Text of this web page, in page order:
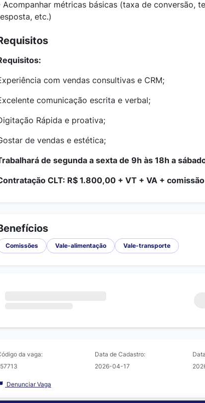
Acompanhar métricas básicas (taxa de conversão,
etc.)
com vendas consultivas e CRM;
comunicação escrita e verbal;
Rápida e proativa;
de vendas e estética;
de segunda a sexta de 9h às 18h a
CLT: R$ 1.800,00 + VT + VA + comissão
Comissões Vale-alimentação Vale-transporte
da vaga:
Data de Cadastro:
2026-04-17
Denunciar Vaga